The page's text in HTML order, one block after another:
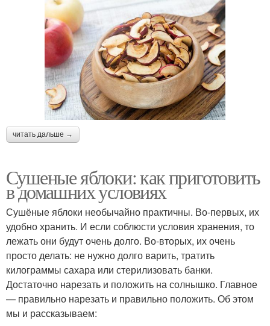
читать дальше →
Сушеные яблоки: как приготовить
в домашних условиях
Сушёные яблоки необычайно практичны. Во-первых, их
удобно хранить. И если соблюсти условия хранения, то
лежать они будут очень долго. Во-вторых, их очень
просто делать: не нужно долго варить, тратить
килограммы сахара или стерилизовать банки.
Достаточно нарезать и положить на солнышко. Главное
— правильно нарезать и правильно положить. Об этом
мы и рассказываем: